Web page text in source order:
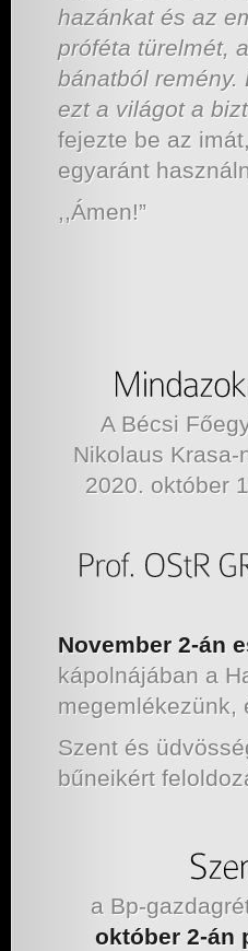
hazánkat és az
próféta türelmét,
bánatból remény.
ezt a világot a
fejezte be az
egyaránt
,,Ámen!”
A Bécsi
Nikolaus
2020. október
November 2-án
kápolnájában a
megemlékezünk,
Szent és
bűneikért
a Bp-
október 2-án